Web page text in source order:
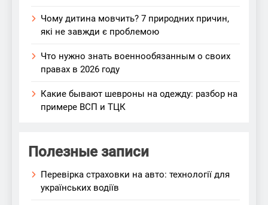
Чому дитина мовчить? 7 природних причин,
які не завжди є проблемою
Что нужно знать военнообязанным о своих
правах в 2026 году
Какие бывают шевроны на одежду: разбор на
примере ВСП и ТЦК
Полезные записи
Перевірка страховки на авто: технології для
українських водіїв